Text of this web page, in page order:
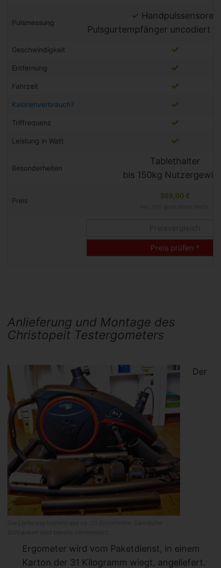
Pulsmessung
✓ Handpulssensoren
Pulsgurtempfänger uncodiert
Geschwindigkeit
Entfernung
Fahrzeit
Kalorienverbrauch?
Triffrequenz
Leistung in Watt
Besonderheiten
Tablethalter
bis 150kg
Preis
369,00 €
Preis prüfen *
Anlieferung und Montage des
Christopeit Testergometers
Der
Ergometer wird vom Paketdienst, in einem
Karton der 31 Kilogramm wiegt, angeliefert.